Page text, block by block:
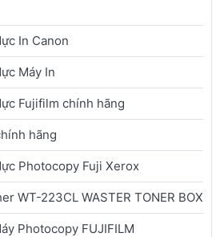
In Canon
Máy In
Fujifilm chính hãng
hãng
Photocopy Fuji Xerox
WT-223CL WASTER TONER BOX
Photocopy FUJIFILM